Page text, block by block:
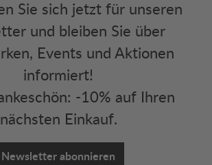
Sie sich jetzt für unseren
und bleiben Sie über
Events und Aktionen
informiert!
-10% auf Ihren
nächsten Einkauf.
Newsletter abonnieren